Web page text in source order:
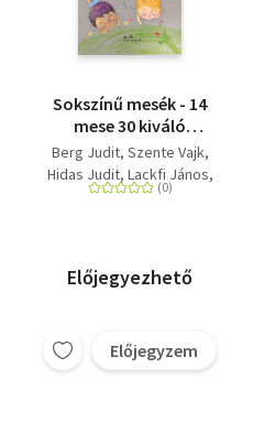
Sokszínű mesék - 14
mese 30 kiváló
művésztől, egy
sokszínű világról
Berg Judit Szente Vajk
Hidas Judit Lackfi János
Turbuly Lilla Szabó T. Anna
Péterfy Gergely
Simon Rékazsuzsanna
Szente Éva Kőrösi Zoltán
Előjegyezhető
Előjegyzem